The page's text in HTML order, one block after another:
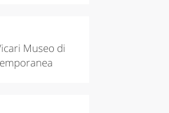
Museo di